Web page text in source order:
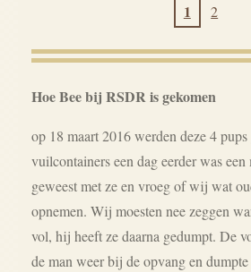
1 2
Hoe Bee bij RSDR is gekomen
op 18 maart 2016 werden deze 4
vuilcontainers een dag eerder was
geweest met ze en vroeg of wij wat
opnemen. Wij moesten nee zeggen
vol, hij heeft ze daarna gedumpt. De
de man weer bij de opvang en